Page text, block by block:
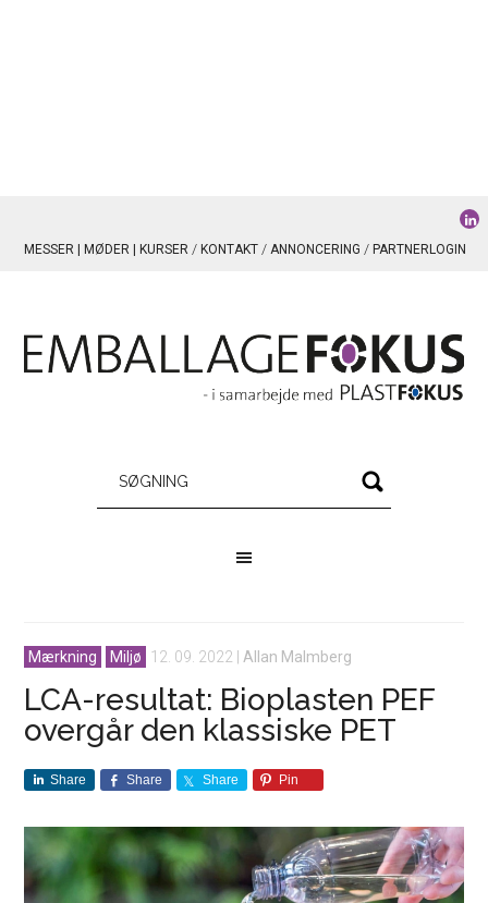
MESSER | MØDER | KURSER KONTAKT ANNONCERING PARTNERLOGIN
Mærkning Miljø 12. 09. 2022 Allan Malmberg
LCA-resultat: Bioplasten PEF
overgår den klassiske PET
Share Share Share Pin